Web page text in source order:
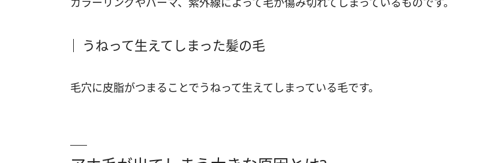
うねって生えてしまった髪の毛
毛穴に皮脂がつまることでうねって生えてしまっている毛です。